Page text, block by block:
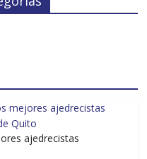
ajedrecistas